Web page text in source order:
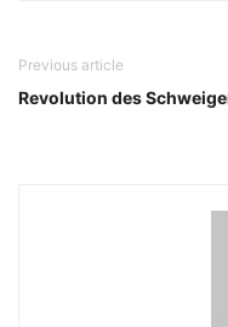
Previous article
Revolution des